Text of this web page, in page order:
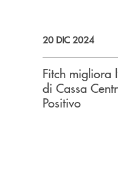
20 DIC 2024
Fitch migliora
di Cassa
Positivo